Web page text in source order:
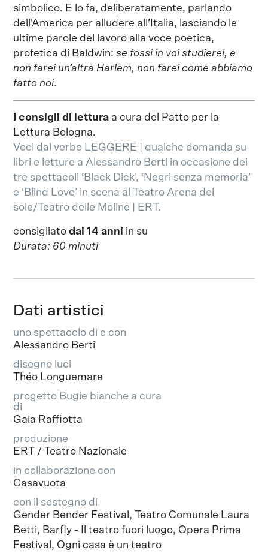
simbolico. E lo fa, deliberatamente, parlando
dell’America per alludere all’Italia, lasciando le
ultime parole del lavoro alla voce poetica,
profetica di Baldwin:se fossi in voi studierei, e
non farei un’altra Harlem, non farei come abbiamo
fatto noi.
I consigli di lettura a cura del Patto per la
Lettura Bologna.
Voci dal verbo LEGGERE | qualche domanda su
libri e letture a Alessandro Berti in occasione dei
tre spettacoli ‘Black Dick’, ‘Negri senza memoria’
e ‘Blind Love’ in scena al Teatro Arena del
sole/Teatro delle Moline | ERT.
consigliatodai 14 anni in su
Durata: 60 minuti
Dati artistici
uno spettacolo di e con
Alessandro Berti
disegno luci
Théo Longuemare
progetto Bugie bianche a cura
di
Gaia Raffiotta
produzione
ERT / Teatro Nazionale
in collaborazione con
Casavuota
con il sostegno di
Gender Bender Festival, Teatro Comunale Laura
Betti, Barfly - Il teatro fuori luogo, Opera Prima
Festival, Ogni casa è un teatro